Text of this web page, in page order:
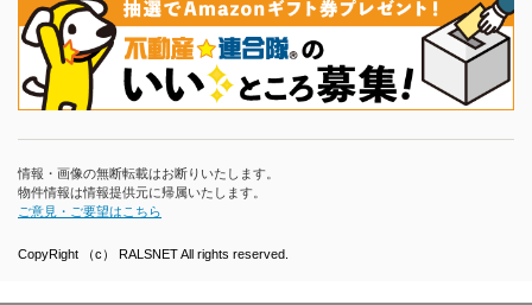
情報・画像の無断転載はお断りいたします。
物件情報は情報提供元に帰属いたします。
ご意見・ご要望はこちら
CopyRight （c） RALSNET All rights reserved.